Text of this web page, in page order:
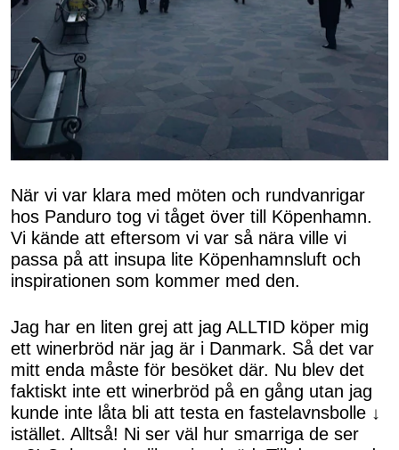
När vi var klara med möten och rundvanrigar
hos Panduro tog vi tåget över till Köpenhamn.
Vi kände att eftersom vi var så nära ville vi
passa på att insupa lite Köpenhamnsluft och
inspirationen som kommer med den.
Jag har en liten grej att jag ALLTID köper mig
ett winerbröd när jag är i Danmark. Så det var
mitt enda måste för besöket där. Nu blev det
faktiskt inte ett winerbröd på en gång utan jag
kunde inte låta bli att testa en fastelavnsbolle ↓
istället. Alltså! Ni ser väl hur smarriga de ser